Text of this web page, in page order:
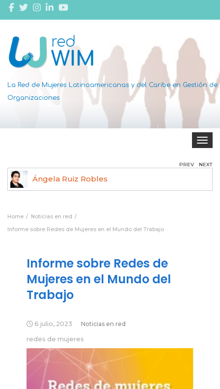
La Red de Mujeres Latinoamericanas y del Caribe en Gestión de
Organizaciones
Toggle
Ángela Ruiz Robles
PREV NEXT
Home
Noticias en red
Informe sobre Redes de Mujeres en el Mundo del Trabajo
Informe sobre Redes de
Mujeres en el Mundo del
Trabajo
6 julio, 2023 Noticias en red
redes de mujeres